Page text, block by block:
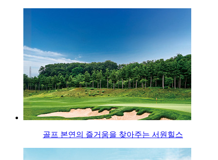
골프 본연의 즐거움을 찾아주는 서원힐스